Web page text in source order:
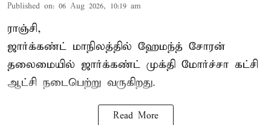
Published on: 06 Aug 2026, 10:19 am
ராஞ்சி,
ஜார்க்கண்ட் மாநிலத்தில் ஹேமந்த் சோரன்
தலைமையில் ஜார்க்கண்ட் முக்தி மோர்ச்சா கட்சி
ஆட்சி நடைபெற்று வருகிறது.
Read More